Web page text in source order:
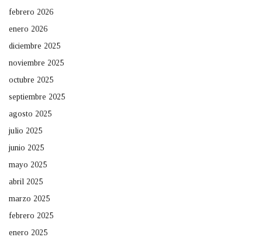
febrero 2026
enero 2026
diciembre 2025
noviembre 2025
octubre 2025
septiembre 2025
agosto 2025
julio 2025
junio 2025
mayo 2025
abril 2025
marzo 2025
febrero 2025
enero 2025